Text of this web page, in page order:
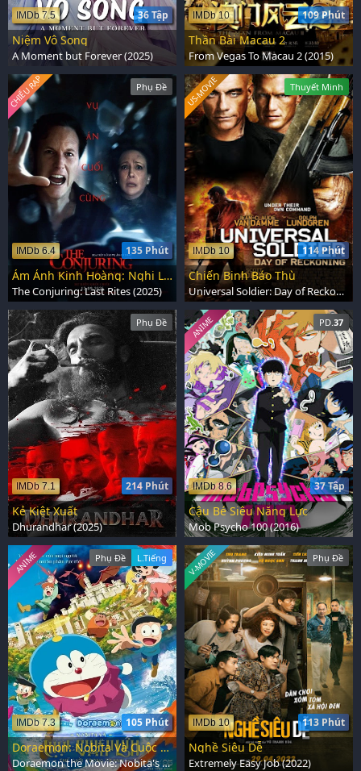
36 Tập
IMDb 7.5
Niệm Vô Song
A Moment but Forever (2025)
109 Phút
IMDb 10
Thần Bài Macau 2
From Vegas To Macau 2 (2015)
Phụ Đề
135 Phút
IMDb 6.4
CHIẾU RẠP
Ám Ảnh Kinh Hoàng: Nghi Lễ Cuối Cùng
The Conjuring: Last Rites (2025)
Thuyết Minh
114 Phút
IMDb 10
US-MOVIE
Chiến Binh Báo Thù
Universal Soldier: Day of Reckoning (2012)
Phụ Đề
214 Phút
IMDb 7.1
Kẻ Kiệt Xuất
Dhurandhar (2025)
PD.37
37 Tập
IMDb 8.6
ANIME
Cậu Bé Siêu Năng Lực
Mob Psycho 100 (2016)
Phụ Đề L.Tiếng
105 Phút
IMDb 7.3
ANIME
Doraemon: Nobita Và Cuộc Phiêu Lưu Vào Thế Giới Trong Tranh
Doraemon the Movie: Nobita's Art World Tales (2025)
Phụ Đề
113 Phút
IMDb 10
V-MOVIE
Nghề Siêu Dễ
Extremely Easy Job (2022)